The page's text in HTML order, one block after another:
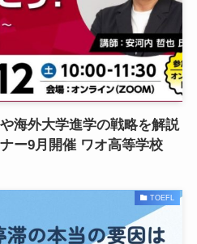
海外大学進学の戦略を解説
ー9月開催 ワオ高等学校
TOEFL